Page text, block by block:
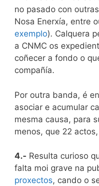
no pasado con
Nosa Enerxía, entre
exemplo). Calquera
a CNMC os
coñecer a fondo o
compañía.
Por outra banda, é
asociar e acumular
mesma causa, para
menos, que 22
4.- Resulta curioso
falta moi grave na
proxectos, cando o